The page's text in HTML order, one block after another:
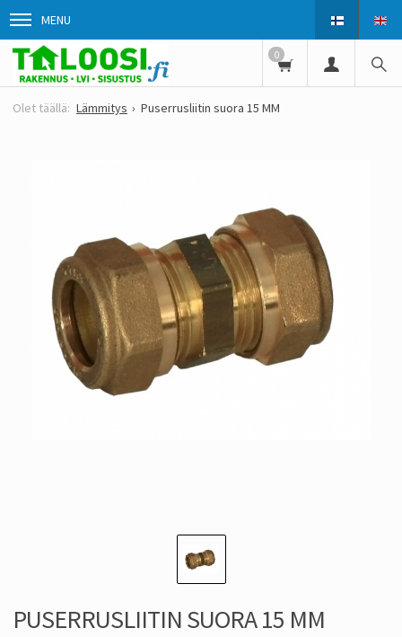
MENU
0
Lämmitys Puserrusliitin suora 15 MM
PUSERRUSLIITIN SUORA 15 MM